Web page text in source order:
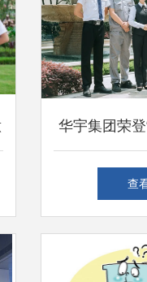
华宇集团荣
企业社会责任
查